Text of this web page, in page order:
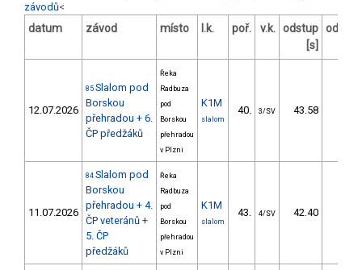
závodů<
datum závod místo l.k. poř. v.k. odstup
[s]
odstup
12.07.2026
85 Slalom pod
Borskou
přehradou + 6.
ČP předžáků
Řeka
Radbuza
pod
Borskou
přehradou
v Plzni
K1M
slalom
40. 3/SV 43.58
11.07.2026
84 Slalom pod
Borskou
přehradou + 4.
ČP veteránů +
5. ČP
předžáků
Řeka
Radbuza
pod
Borskou
přehradou
v Plzni
K1M
slalom
43. 4/SV 42.40